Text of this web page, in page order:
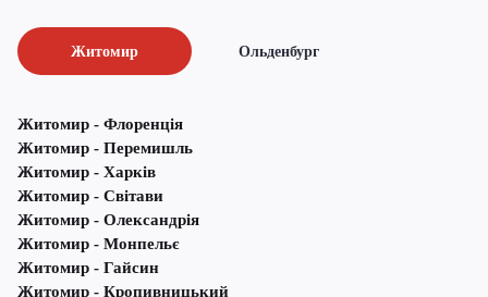
Житомир Ольденбург
Житомир - Флоренція
Житомир - Перемишль
Житомир - Харків
Житомир - Світави
Житомир - Олександрія
Житомир - Монпельє
Житомир - Гайсин
Житомир - Кропивницький